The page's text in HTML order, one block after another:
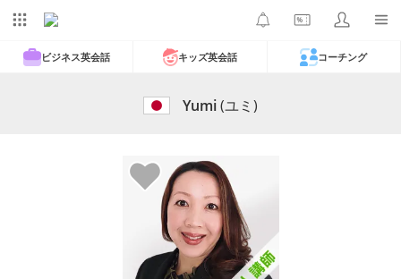
ビジネス英会話 キッズ英会話 コーチング
Yumi(ユミ)